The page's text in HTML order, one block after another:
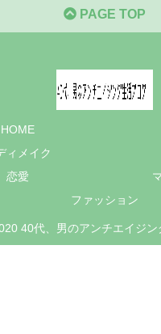
PAGE TOP
HOME
ィメイク
恋愛
ファッション
40代、男のアンチエイジン